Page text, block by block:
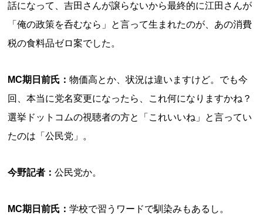
話になって、吉田さんが譲らないから最終的に江田さんが
「俺の政策を呑むなら」と言って生まれたのが、あの消費
税の食料品ゼロ案でした。
MC期日前氏：物価高とか、状況は違いますけど。でも今
回、本当に党名変更になったら、これ何になりますかね？
選挙ドットコムの視聴者の方と「これいいね」と言ってい
たのは「公民党」。
今野記者：公民党か。
MC期日前氏：学校で習うワードで馴染みもあるし。